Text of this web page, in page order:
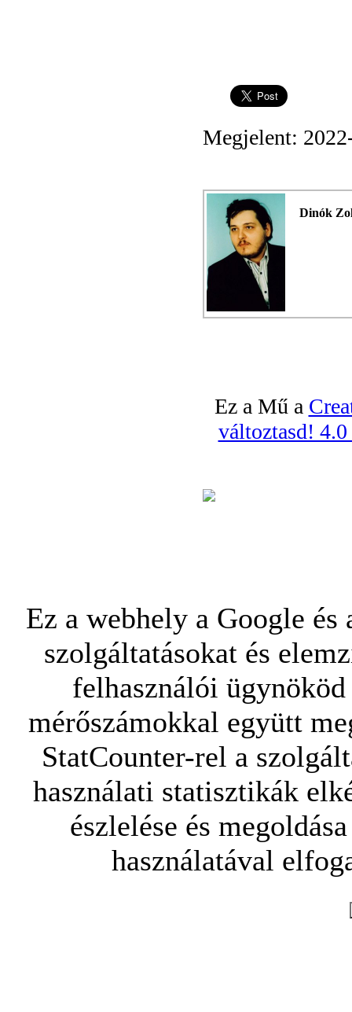
Megjelent:
Dinók
Ez a Mű a
változtasd!
Ez a webhely a Google
szolgáltatásokat és
felhasználói
mérőszámokkal együtt
StatCounter-rel a
használati statisztikák
észlelése és
használatával